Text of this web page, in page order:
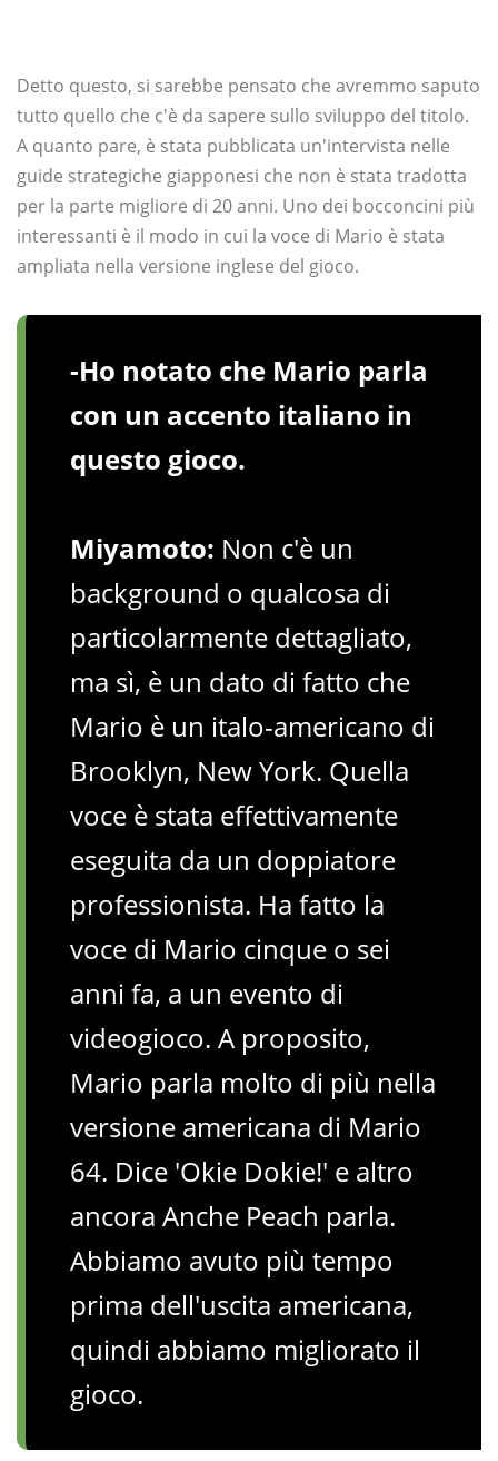
Detto questo, si sarebbe pensato che avremmo saputo
tutto quello che c'è da sapere sullo sviluppo del titolo.
A quanto pare, è stata pubblicata un'intervista nelle
guide strategiche giapponesi che non è stata tradotta
per la parte migliore di 20 anni. Uno dei bocconcini più
interessanti è il modo in cui la voce di Mario è stata
ampliata nella versione inglese del gioco.
-Ho notato che Mario parla
con un accento italiano in
questo gioco.
Miyamoto: Non c'è un
background o qualcosa di
particolarmente dettagliato,
ma sì, è un dato di fatto che
Mario è un italo-americano di
Brooklyn, New York. Quella
voce è stata effettivamente
eseguita da un doppiatore
professionista. Ha fatto la
voce di Mario cinque o sei
anni fa, a un evento di
videogioco. A proposito,
Mario parla molto di più nella
versione americana di Mario
64. Dice 'Okie Dokie!' e altro
ancora Anche Peach parla.
Abbiamo avuto più tempo
prima dell'uscita americana,
quindi abbiamo migliorato il
gioco.